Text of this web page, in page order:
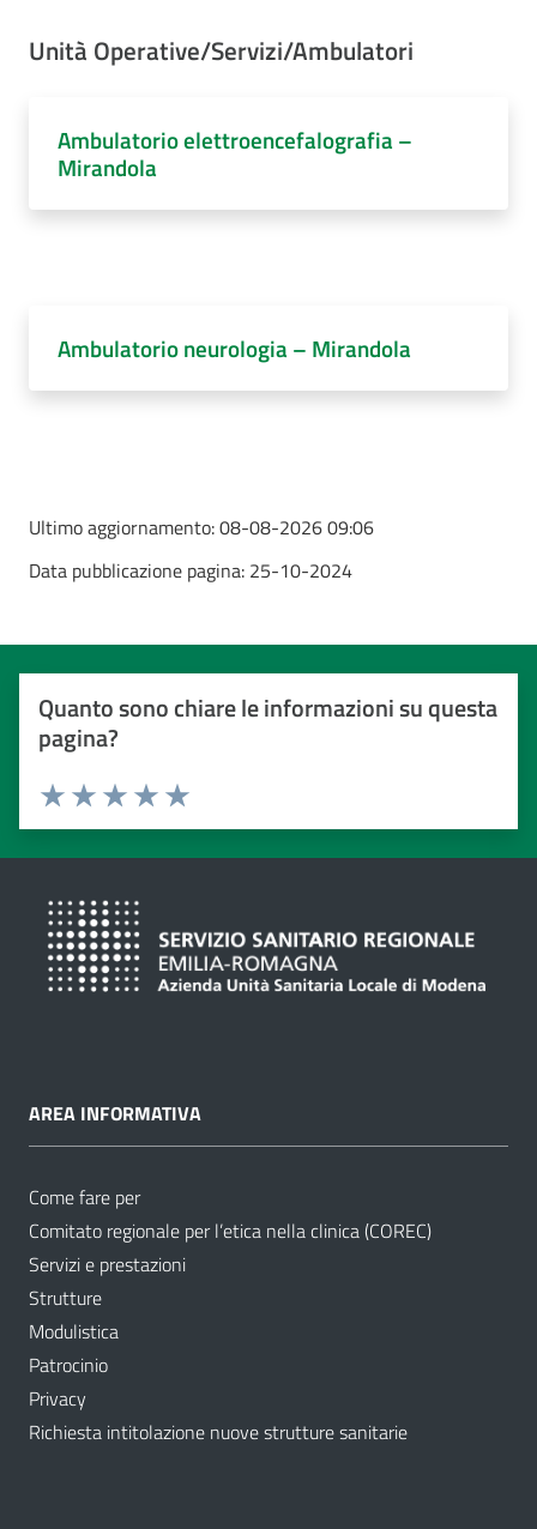
Unità Operative/Servizi/Ambulatori
Ambulatorio elettroencefalografia –
Mirandola
Ambulatorio neurologia – Mirandola
Ultimo aggiornamento:08-08-2026 09:06
Data pubblicazione pagina: 25-10-2024
Quanto sono chiare le informazioni su questa
pagina?
Valuta da 1 a 5 stelle
Valuta 5 stelle su 5
Valuta 4 stelle su 5
Valuta 3 stelle su 5
Valuta 2 stelle su 5
Valuta 1 stelle su 5
AREA INFORMATIVA
Come fare per
Comitato regionale per l’etica nella clinica (COREC)
Servizi e prestazioni
Strutture
Modulistica
Patrocinio
Privacy
Richiesta intitolazione nuove strutture sanitarie